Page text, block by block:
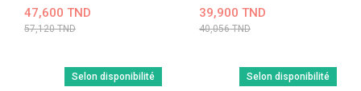
47,600 TND
57,120 TND
39,900 TND
40,056 TND
Selon disponibilité Selon disponibilité